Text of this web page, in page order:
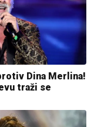
Dina Merlina!
traži se